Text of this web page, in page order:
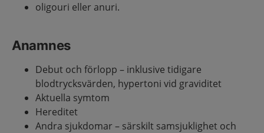
oligouri eller anuri.
Anamnes
Debut och förlopp – inklusive tidigare
blodtrycksvärden, hypertoni vid graviditet
Aktuella symtom
Hereditet
Andra sjukdomar – särskilt samsjuklighet och